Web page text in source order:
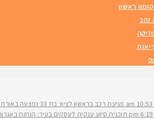
ראשון
זהב
10:53 am
פגיעת רכב בראשון לציון: בת 33 נפצעה באורח בינוני ברחוב ירושלים
6:19 pm
תוכנית סיוע ענקית לעסקים בעיר: הנחות